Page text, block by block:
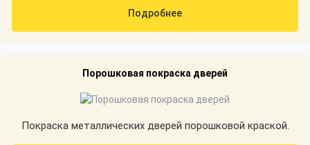
Подробнее
Порошковая покраска дверей
Покраска металлических дверей порошковой краской.